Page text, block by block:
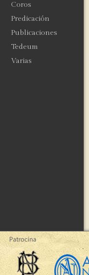
Coros
Predicación
Publicaciones
Tedeum
Varias